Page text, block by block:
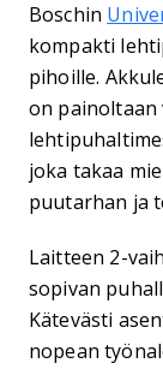
Boschin
kompakti
pihoille.
on painoltaan
joka takaa
puutarhan ja
Laitteen 2-
sopivan
Kätevästi
nopean